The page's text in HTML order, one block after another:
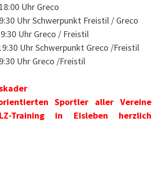
Uhr Greco
Uhr Schwerpunkt Freistil / Greco
Uhr Greco / Freistil
Uhr Schwerpunkt Greco /Freistil
Uhr Greco /Freistil
Sportler aller Vereine
Training in Eisleben herzlich